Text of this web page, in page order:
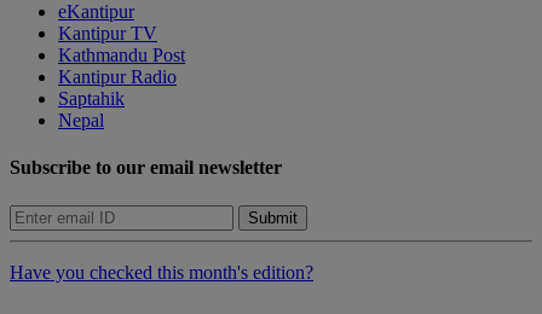
eKantipur
Kantipur TV
Kathmandu Post
Kantipur Radio
Saptahik
Nepal
Subscribe to our email newsletter
Submit
Have you checked this month's edition?